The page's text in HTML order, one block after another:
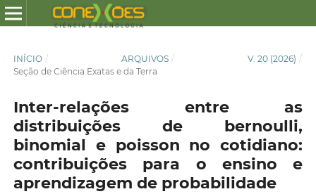
INÍCIO / ARQUIVOS / V. 20 (2026) /
Seção de Ciência Exatas e da Terra
Inter-relações entre as
distribuições de bernoulli,
binomial e poisson no cotidiano:
contribuições para o ensino e
aprendizagem de probabilidade